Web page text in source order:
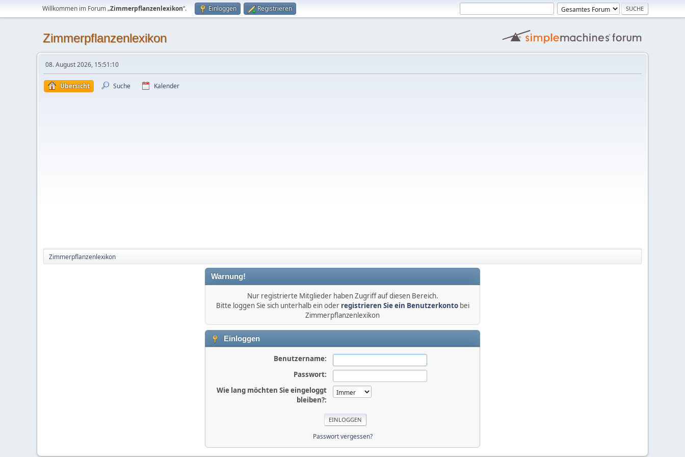
Willkommen im Forum „Zimmerpflanzenlexikon“. Einloggen Registrieren
Zimmerpflanzenlexikon
08. August 2026, 15:51:10
Übersicht Suche Kalender
Zimmerpflanzenlexikon
Warnung!
Nur registrierte Mitglieder haben Zugriff auf diesen Bereich.
Bitte loggen Sie sich unterhalb ein oder registrieren Sie ein Benutzerkontobei
Zimmerpflanzenlexikon
Einloggen
Benutzername:
Passwort:
Wie lang möchten Sie eingeloggt
bleiben?:
Passwort vergessen?